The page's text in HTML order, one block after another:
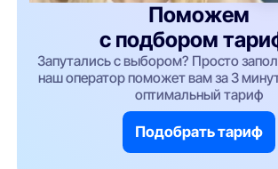
Поможем
с подбором
Запутались с выбором? Просто
наш оператор поможет вам за 3
оптимальный тариф
Подобрать тариф